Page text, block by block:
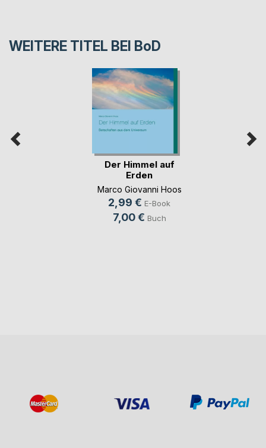
WEITERE TITEL BEI BoD
Der Himmel auf
Erden
Marco Giovanni Hoos
2,99 € E-Book
7,00 € Buch